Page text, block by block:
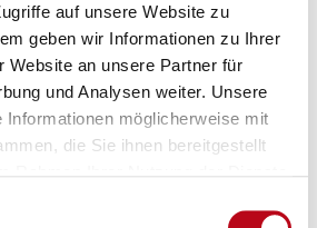
auf unsere Website zu
geben wir Informationen zu Ihrer
Website an unsere Partner für
und Analysen weiter. Unsere
Informationen möglicherweise mit
die Sie ihnen bereitgestellt
von BGF-Projekten u. a.
einer begleitenden
Projektsteuerung und ­leitung
Organisation selbst